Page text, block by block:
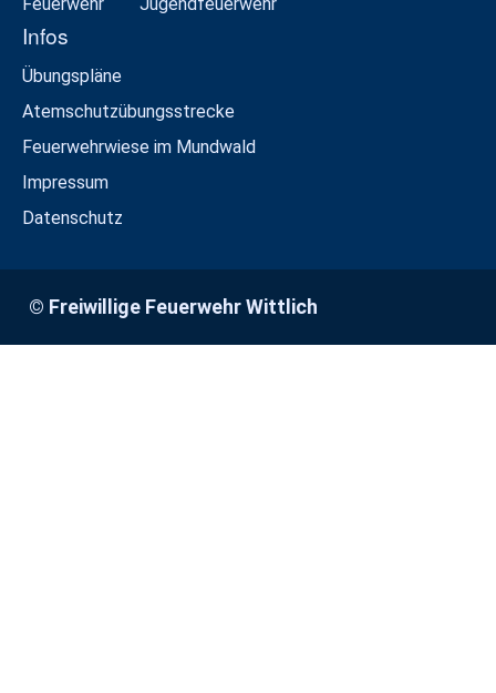
Infos
Übungspläne
Atemschutzübungsstrecke
Feuerwehrwiese im Mundwald
Impressum
Datenschutz
© Freiwillige Feuerwehr Wittlich